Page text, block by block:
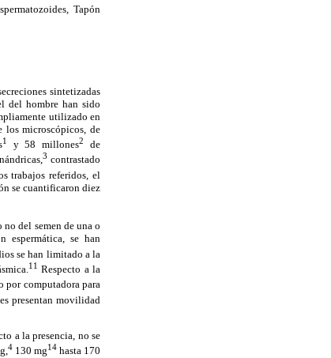
Tapón
sintetizadas
del hombre han sido
utilizado en
los microscópicos, de
1 y 58 millones2
de
3 contrastado
trabajos referidos, el
se cuantificaron diez
del semen de una o
espermática, se han
se han limitado a la
11Respecto a la
por computadora para
presentan movilidad
a la presencia, no se
4 130 mg14 hasta 170